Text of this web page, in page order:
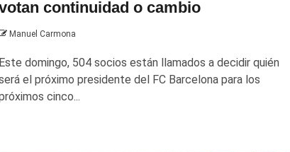
continuidad o cambio
Manuel Carmona
Este domingo, 504 socios están llamados a decidir quién
el próximo presidente del FC Barcelona para los
cinco...